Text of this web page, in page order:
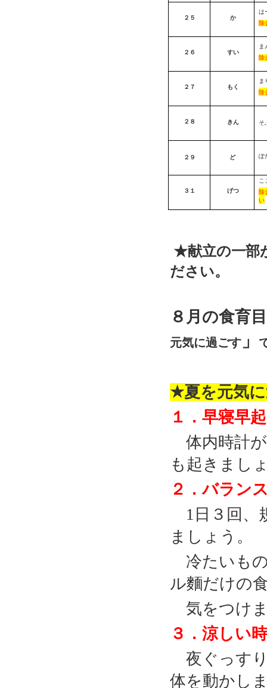
２５ か
は
除
２６ すい
ま
除
２７ もく
ま
除
２８ きん そ
２９ ど ぽ
３１ げつ
こ
除
い
★献立の一部
ださい。
８月の食育
元気に過ごす 」
★夏を元気
１．早寝早
体内時計
も起きまし
２．バラン
1 日３回
ましょう。
冷たいも
ル麵だけの
気をつけ
３．涼しい
夜ぐっす
体を動かし